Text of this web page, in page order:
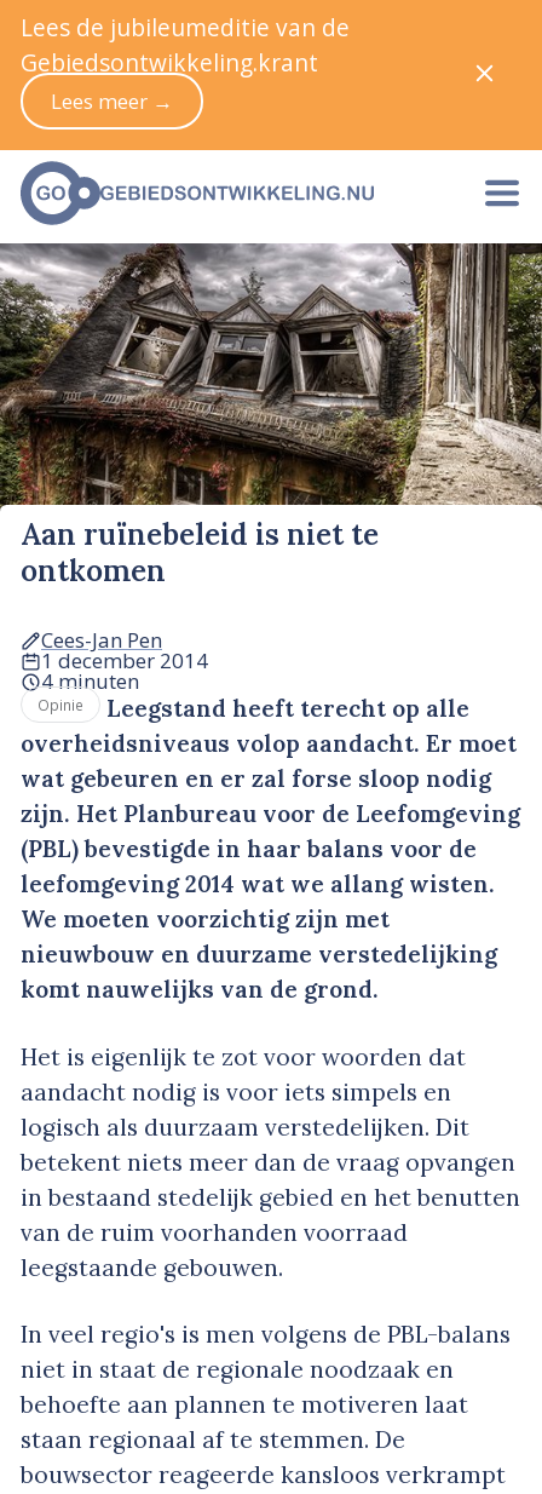
Aan ruïnebeleid is niet te
ontkomen
Cees-Jan Pen
1 december 2014
4 minuten
Opinie
Leegstand heeft terecht op alle
overheidsniveaus volop aandacht. Er moet
wat gebeuren en er zal forse sloop nodig
zijn. Het Planbureau voor de Leefomgeving
(PBL) bevestigde in haar balans voor de
leefomgeving 2014 wat we allang wisten.
We moeten voorzichtig zijn met
nieuwbouw en duurzame verstedelijking
komt nauwelijks van de grond.
Het is eigenlijk te zot voor woorden dat
aandacht nodig is voor iets simpels en
logisch als duurzaam verstedelijken. Dit
betekent niets meer dan de vraag opvangen
in bestaand stedelijk gebied en het benutten
van de ruim voorhanden voorraad
leegstaande gebouwen.
In veel regio's is men volgens de PBL-balans
niet in staat de regionale noodzaak en
behoefte aan plannen te motiveren laat
staan regionaal af te stemmen. De
bouwsector reageerde kansloos verkrampt
Lees de jubileumeditie van de
Gebiedsontwikkeling.krant
Lees meer →